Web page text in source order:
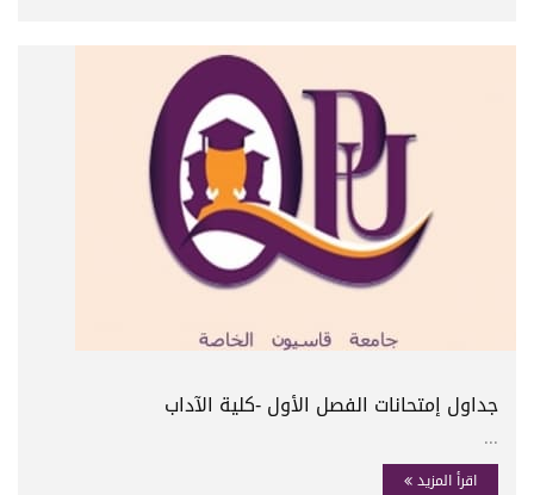
جداول إمتحانات الفصل الأول -كلية الآداب
...
اقرأ المزيد